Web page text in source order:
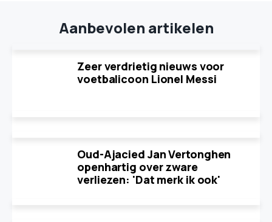
Aanbevolen artikelen
Zeer verdrietig nieuws voor
voetbalicoon Lionel Messi
Oud-Ajacied Jan Vertonghen
openhartig over zware
verliezen: 'Dat merk ik ook'